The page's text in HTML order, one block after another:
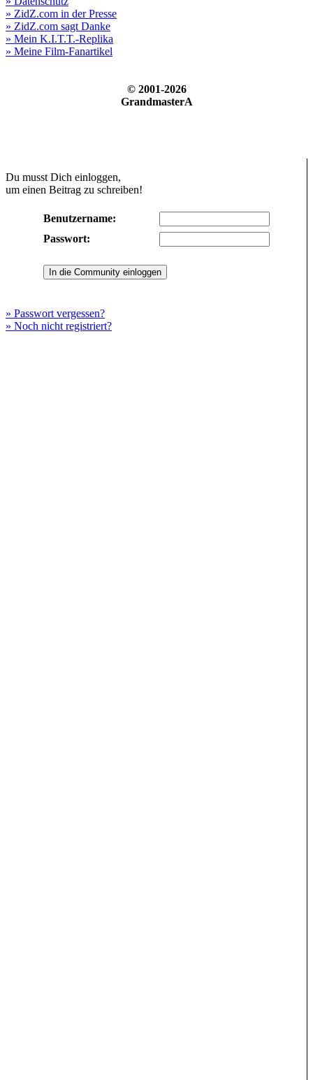
» ZidZ.com in der Presse
» ZidZ.com sagt Danke
» Mein K.I.T.T.-Replika
» Meine Film-Fanartikel
© 2001-2026
GrandmasterA
Du musst Dich einloggen,
um einen Beitrag zu schreiben!
Benutzername:
Passwort:
» Passwort vergessen?
» Noch nicht registriert?